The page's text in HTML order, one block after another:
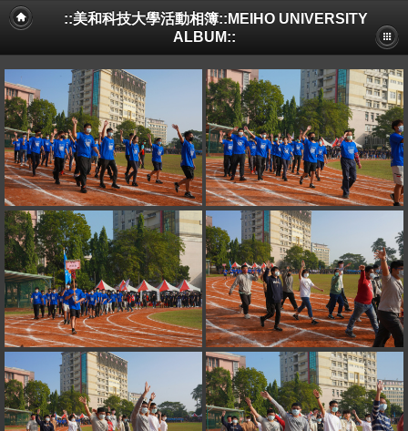
::美和科技大學活動相簿::MEIHO UNIVERSITY
ALBUM::